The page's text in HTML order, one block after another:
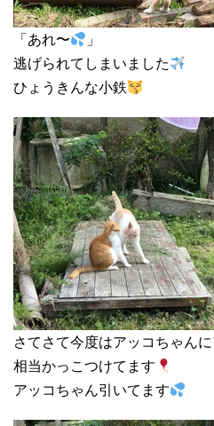
「あれ〜
」
逃げられてしまいました
ひょうきんな小鉄
さてさて今度はアッコちゃん
相当かっこつけてます
アッコちゃん引いてます